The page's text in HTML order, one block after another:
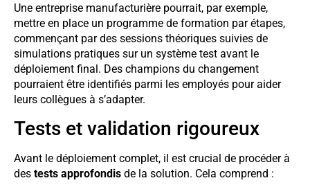
Une entreprise manufacturière pourrait, par exemple,
mettre en place un programme de formation par étapes,
commençant par des sessions théoriques suivies de
simulations pratiques sur un système test avant le
déploiement final. Des champions du changement
pourraient être identifiés parmi les employés pour aider
leurs collègues à s’adapter.
Tests et validation rigoureux
Avant le déploiement complet, il est crucial de procéder à
des tests approfondis de la solution. Cela comprend :